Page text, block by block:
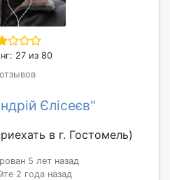
27 из 80
Єлісеєв"
в г. Гостомель)
5 лет назад
2 года назад